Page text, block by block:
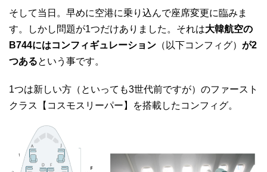
そして当日。早めに空港に乗り込んで座席変更に臨みま
す。しかし問題が1つだけありました。それは大韓航空の
B744にはコンフィギュレーション （以下コンフィグ） が2
つあるという事です。
1つは新しい方（といっても3世代前ですが）のファースト
クラス【コスモスリーパー】を搭載したコンフィグ。